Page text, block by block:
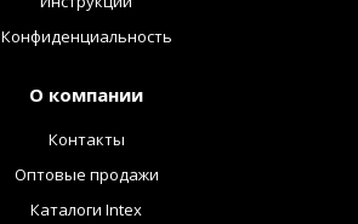
Конфиденциальность
О компании
Контакты
Оптовые продажи
Каталоги Intex